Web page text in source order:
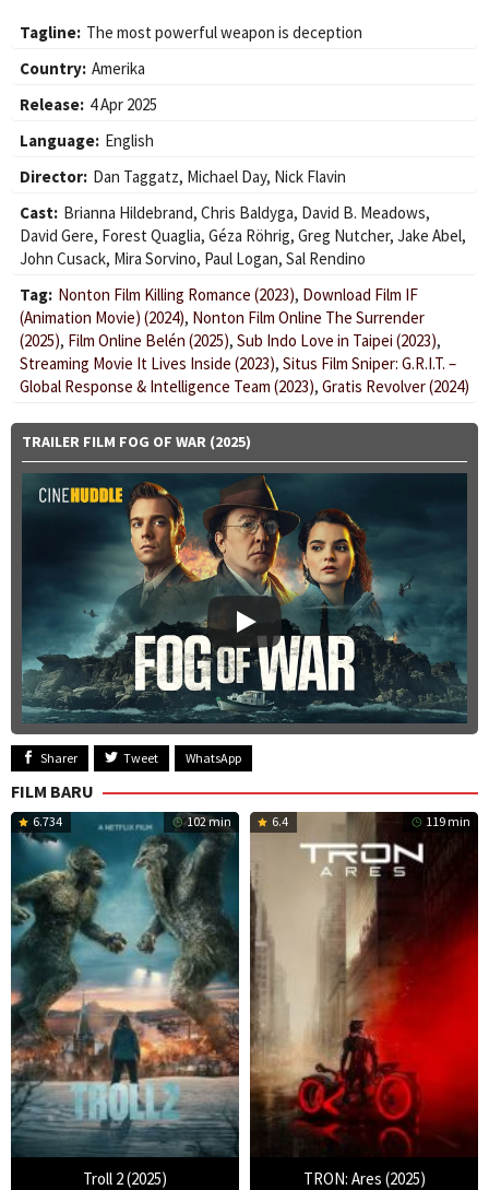
Tagline: The most powerful weapon is deception
Country: Amerika
Release: 4 Apr 2025
Language: English
Director: Dan Taggatz, Michael Day, Nick Flavin
Cast: Brianna Hildebrand, Chris Baldyga, David B. Meadows,
David Gere, Forest Quaglia, Géza Röhrig, Greg Nutcher, Jake Abel,
John Cusack, Mira Sorvino, Paul Logan, Sal Rendino
Tag: Nonton Film Killing Romance (2023), Download Film IF
(Animation Movie) (2024), Nonton Film Online The Surrender
(2025), Film Online Belén (2025), Sub Indo Love in Taipei (2023),
Streaming Movie It Lives Inside (2023), Situs Film Sniper: G.R.I.T. –
Global Response & Intelligence Team (2023), Gratis Revolver (2024)
TRAILER FILM FOG OF WAR (2025)
Sharer Tweet WhatsApp
FILM BARU
6.734 102 min
Troll 2 (2025)
6.4 119 min
TRON: Ares (2025)